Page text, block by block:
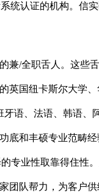
统认证的机构。信
/全职舌人。这些
英国纽卡斯尔大学
语、法语、韩语
和丰硕专业范畴
专业性取靠得住性
队帮力，为客户供